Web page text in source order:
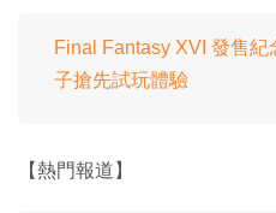
Final Fantasy XVI 發售
子搶先試玩體驗
【熱門報道】